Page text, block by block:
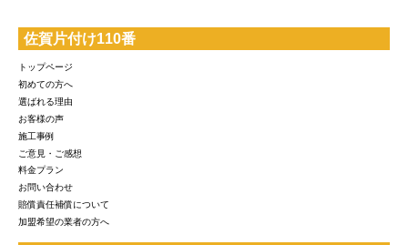
佐賀片付け110番
トップページ
初めての方へ
選ばれる理由
お客様の声
施工事例
ご意見・ご感想
料金プラン
お問い合わせ
賠償責任補償について
加盟希望の業者の方へ